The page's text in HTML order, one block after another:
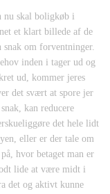
nu skal boligkøb i
et klart billede af de
snak om forventninger.
inden i tager ud og
ud, kommer jeres
det svært at spore jer
kan reducere
det hele lidt
eller er der tale om
hvor betaget man er
lide at være midt i
det og aktivt kunne